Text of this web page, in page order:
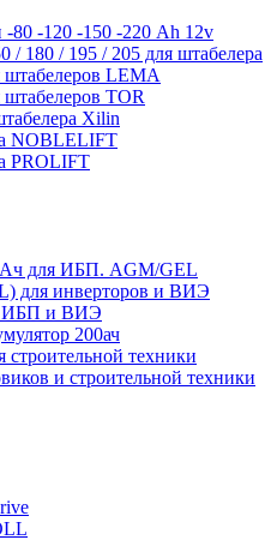
80 -120 -150 -220 Ah 12v
180 / 195 / 205 для штабелера
LEMA
TOR
Xilin
NOBLELIFT
PROLIFT
для ИБП. AGM/GEL
для инверторов и ВИЭ
ИБП и ВИЭ
200ач
строительной техники
и строительной техники